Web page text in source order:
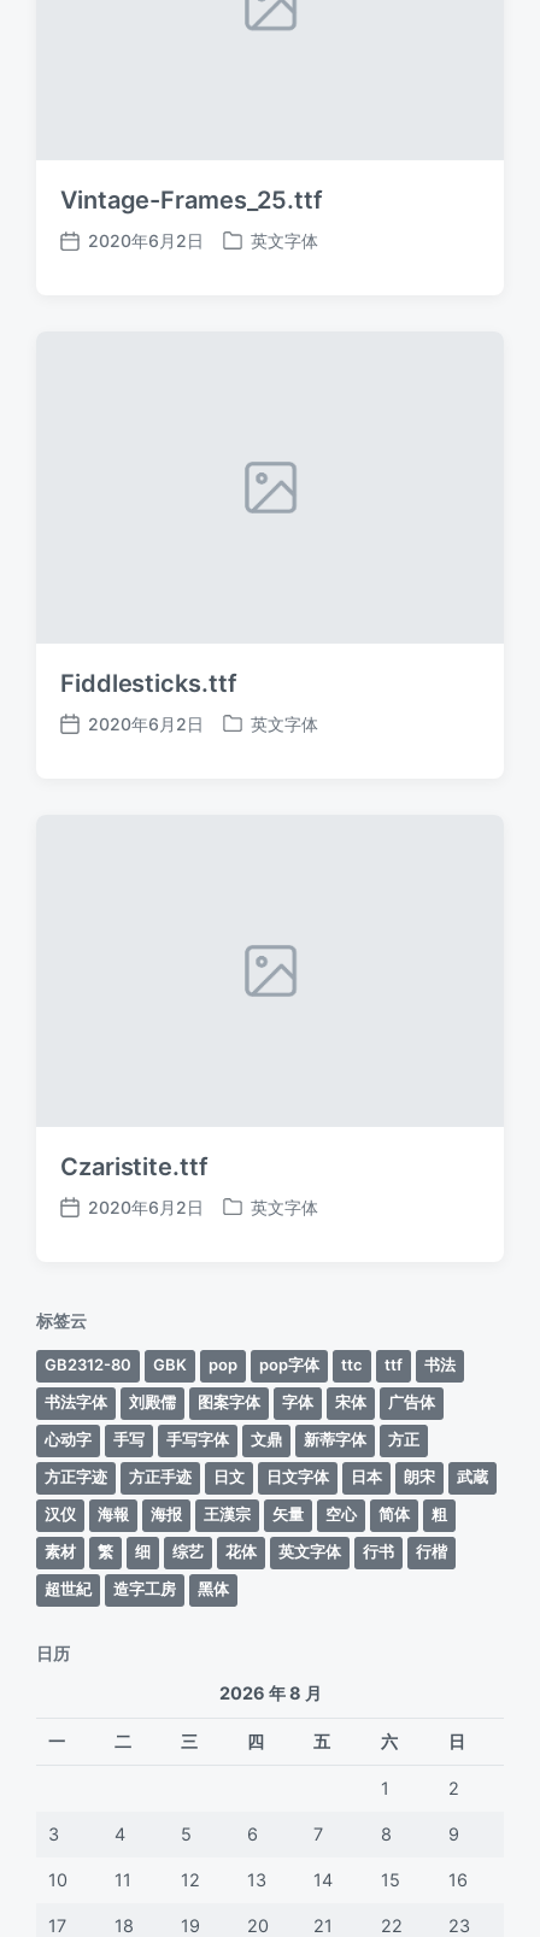
Vintage-Frames_25.ttf
发
2020年6月2日
发
英文字体
Fiddlesticks.ttf
发
2020年6月2日
发
英文字体
Czaristite.ttf
发
2020年6月2日
发
英文字体
标签云
GB2312-80 GBK pop pop字体 ttc ttf
书法
书法字体
刘殿儒 图案字体 字体 宋体
广告体
心动字
手写 手写字体 文鼎 新蒂字体
方正
方正字迹
方正手迹 日文 日文字体 日本 朗宋
武蔵
汉仪
海報 海报 王漢宗 矢量 空心 简体
粗
素材
繁 细 综艺 花体 英文字体 行书
行楷
超世紀
造字工房 黑体
日历
2026 年 8 月
一 二 三 四 五 六 日
1 2
3 4 5 6 7 8 9
10 11 12 13 14 15 16
17 18 19 20 21 22 23